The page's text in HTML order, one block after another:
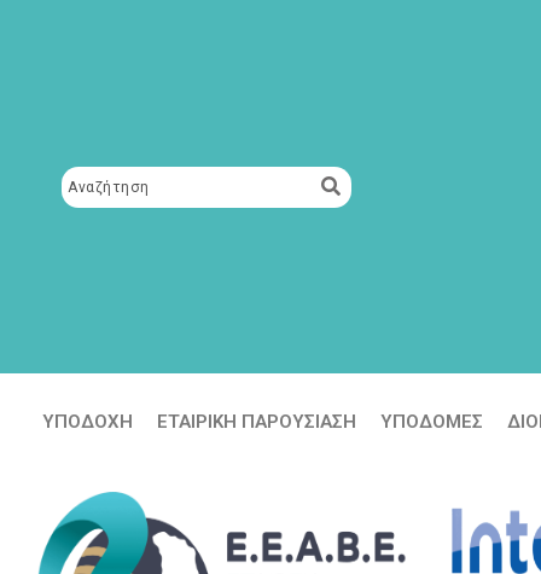
ΥΠΟΔΟΧΗ ΕΤΑΙΡΙΚΗ ΠΑΡΟΥΣΙΑΣΗ ΥΠΟΔΟΜΕΣ